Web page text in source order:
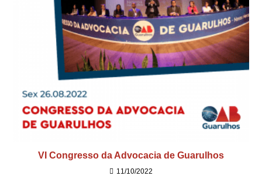
VI Congresso da Advocacia de Guarulhos
11/10/2022